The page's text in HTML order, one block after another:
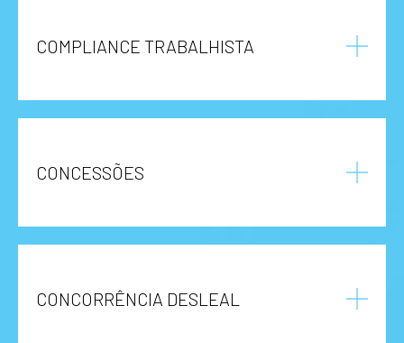
COMPLIANCE TRABALHISTA
CONCESSÕES
CONCORRÊNCIA DESLEAL